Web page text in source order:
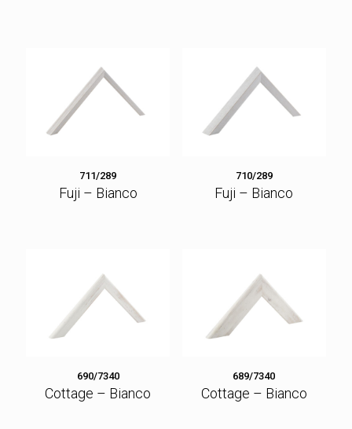
711/289
Fuji – Bianco
710/289
Fuji – Bianco
690/7340
Cottage – Bianco
689/7340
Cottage – Bianco